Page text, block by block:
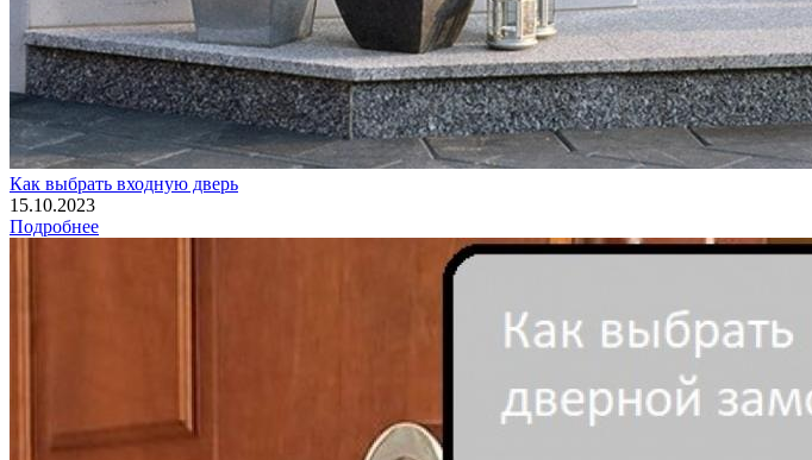
Как выбрать входную дверь
15.10.2023
Подробнее